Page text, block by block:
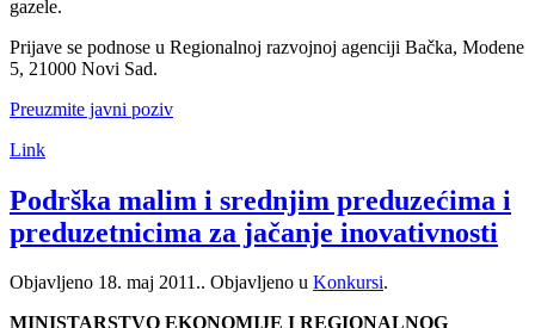
gazele.
Prijave se podnose u Regionalnoj razvojnoj agenciji Bačka, Modene
5, 21000 Novi Sad.
Preuzmite javni poziv
Link
Podrška malim i srednjim preduzećima i
preduzetnicima za jačanje inovativnosti
Objavljeno 18. maj 2011.. Objavljeno u Konkursi.
MINISTARSTVO EKONOMIJE I REGIONALNOG